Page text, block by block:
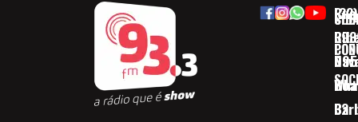
(32)
32